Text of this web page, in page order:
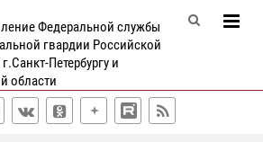
Федеральной службы
гвардии Российской
Петербургу и
области